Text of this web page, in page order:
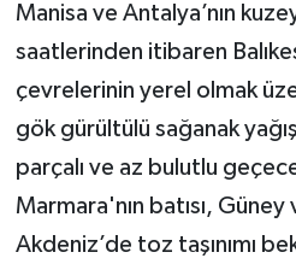
Manisa ve Antalya’nın
saatlerinden itibaren
çevrelerinin yerel olmak
gök gürültülü sağanak
parçalı ve az bulutlu
Marmara'nın batısı, Güney
Akdeniz’de toz taşınımı